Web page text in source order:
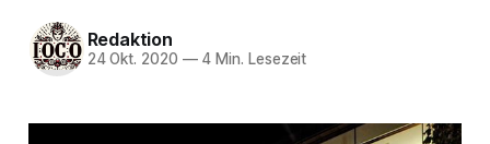
Redaktion
24 Okt. 2020 —4 Min. Lesezeit